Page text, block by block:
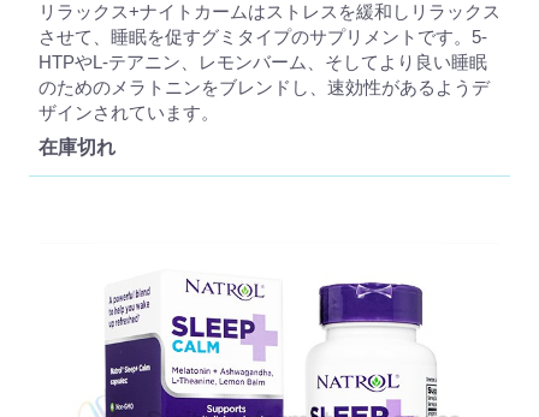
リラックス+ナイトカームはストレスを緩和しリラックス
させて、睡眠を促すグミタイプのサプリメントです。5-
HTPやL-テアニン、レモンバーム、そしてより良い睡眠
のためのメラトニンをブレンドし、速効性があるようデ
ザインされています。
在庫切れ